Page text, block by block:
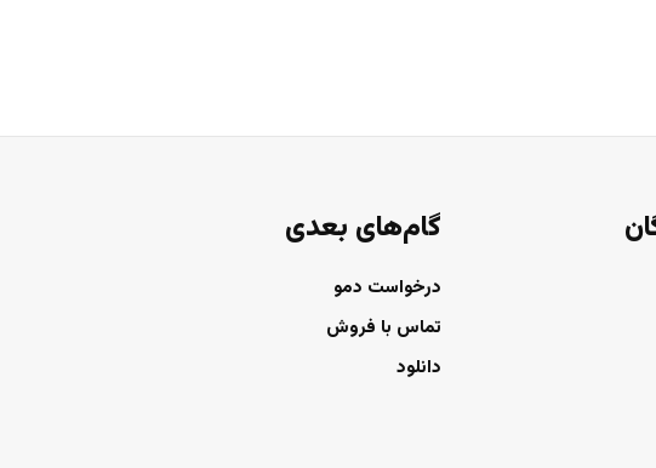
گام‌های بعدی
درخواست دمو
تماس با فروش
دانلود